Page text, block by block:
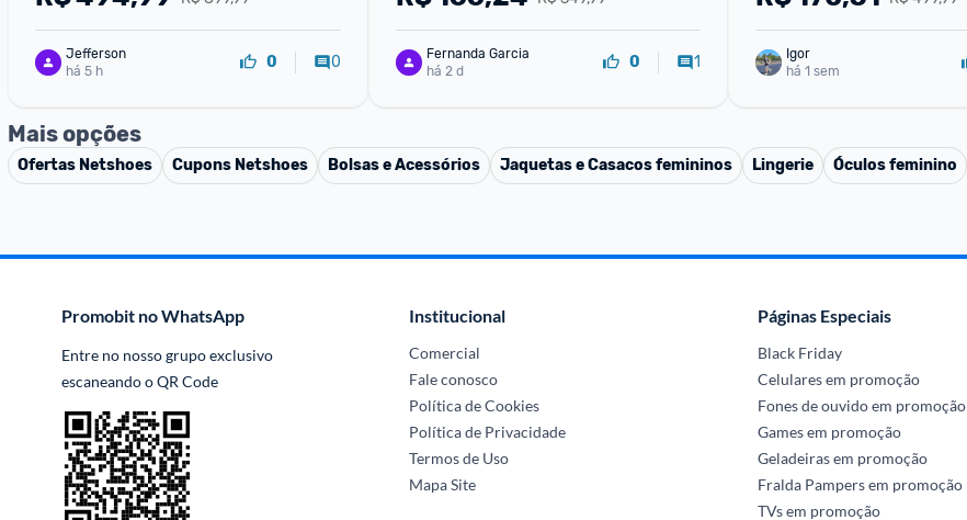
Jefferson
há 5 h
0 0
Fernanda Garcia
há 2 d
0 1
Igor
há 1 sem
Mais opções
Ofertas Netshoes Cupons Netshoes Bolsas e Acessórios Jaquetas e Casacos femininos Lingerie Óculos feminino
Promobit no WhatsApp
Entre no nosso grupo exclusivo
escaneando o QR Code
Institucional
Comercial
Fale conosco
Política de Cookies
Política de Privacidade
Termos de Uso
Mapa Site
Páginas Especiais
Black Friday
Celulares em promoção
Fones de ouvido em promoção
Games em promoção
Geladeiras em promoção
Fralda Pampers em promoção
TVs em promoção